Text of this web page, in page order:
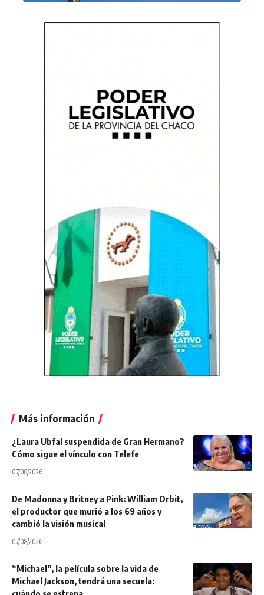
Más información
¿Laura Ubfal suspendida de Gran Hermano?
Cómo sigue el vínculo con Telefe
07/08/2026
De Madonna y Britney a Pink: William Orbit,
el productor que murió a los 69 años y
cambió la visión musical
07/08/2026
“Michael”, la película sobre la vida de
Michael Jackson, tendrá una secuela: